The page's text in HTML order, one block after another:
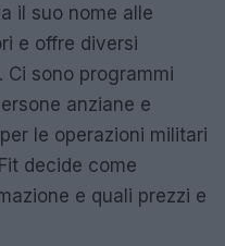
il suo nome alle
e offre diversi
Ci sono programmi
anziane e
le operazioni militari
decide come
e quali prezzi e